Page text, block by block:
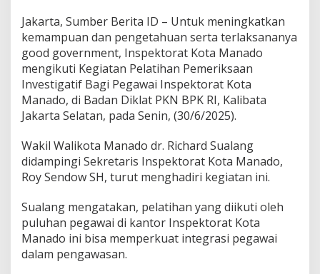
n
a
d
B
e
k
a
D
i
r
d
e
n
g
a
Jakarta, Sumber Berita ID – Untuk meningkatkan
kemampuan dan pengetahuan serta terlaksananya
good government, Inspektorat Kota Manado
mengikuti Kegiatan Pelatihan Pemeriksaan
Investigatif Bagi Pegawai Inspektorat Kota
Manado, di Badan Diklat PKN BPK RI, Kalibata
Jakarta Selatan, pada Senin, (30/6/2025).
Wakil Walikota Manado dr. Richard Sualang
didampingi Sekretaris Inspektorat Kota Manado,
Roy Sendow SH, turut menghadiri kegiatan ini.
Sualang mengatakan, pelatihan yang diikuti oleh
puluhan pegawai di kantor Inspektorat Kota
Manado ini bisa memperkuat integrasi pegawai
dalam pengawasan.